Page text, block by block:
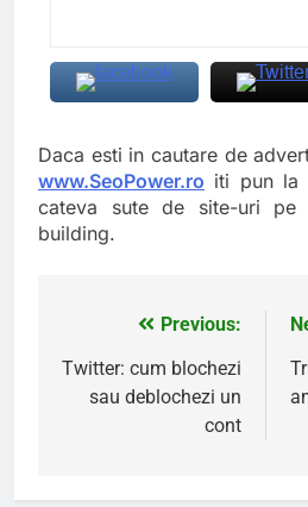
Daca esti in cautare de
www.SeoPower.ro iti pun la
cateva sute de site-uri
building.
Navigare
în
Previous:
Twitter: cum blochezi
sau deblochezi un
cont